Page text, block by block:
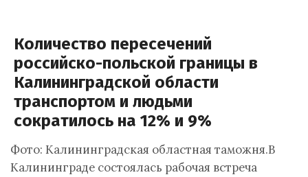
Количество пересечений
российско-польской границы в
Калининградской области
транспортом и людьми
сократилось на 12% и 9%
Фото: Калининградская областная таможня.В
Калининграде состоялась рабочая встреча